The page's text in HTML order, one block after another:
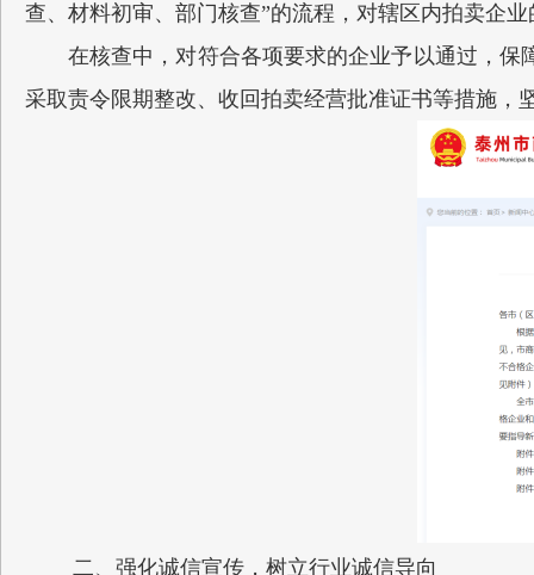
查、材料初审、部门核查”的流程，对辖区内拍卖企
在核查中，对符合各项要求的企业予以通过，
采取责令限期整改、收回拍卖经营批准证书等措施，
二、强化诚信宣传，树立行业诚信导向